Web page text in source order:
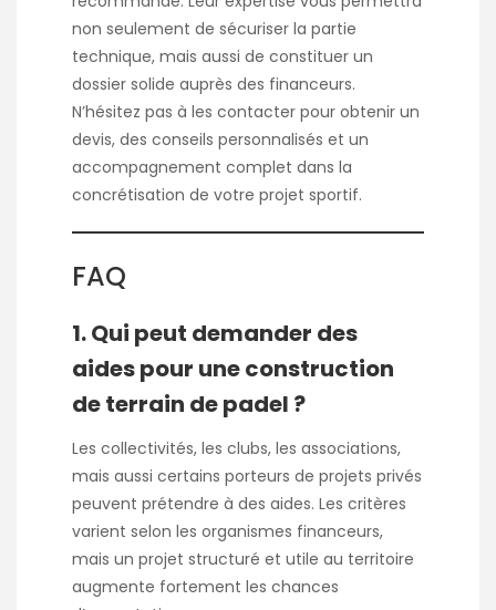
non seulement de sécuriser la partie
technique, mais aussi de constituer un
dossier solide auprès des financeurs.
N’hésitez pas à les contacter pour obtenir un
devis, des conseils personnalisés et un
accompagnement complet dans la
concrétisation de votre projet sportif.
FAQ
1. Qui peut demander des
aides pour une construction
de terrain de padel ?
Les collectivités, les clubs, les associations,
mais aussi certains porteurs de projets privés
peuvent prétendre à des aides. Les critères
varient selon les organismes financeurs,
mais un projet structuré et utile au territoire
augmente fortement les chances